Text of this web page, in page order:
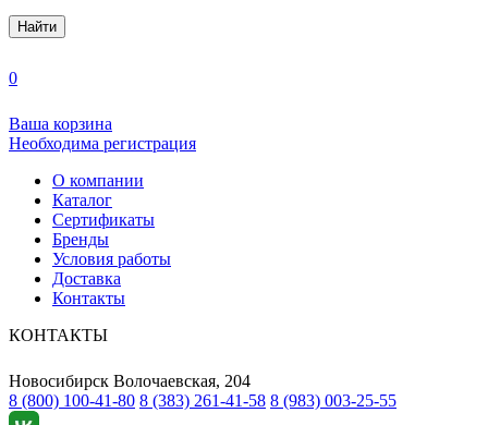
Найти
0
Ваша корзина
Необходима регистрация
О компании
Каталог
Сертификаты
Бренды
Условия работы
Доставка
Контакты
КОНТАКТЫ
Новосибирск Волочаевская, 204
8 (800) 100-41-80 8 (383) 261-41-58 8 (983) 003-25-55